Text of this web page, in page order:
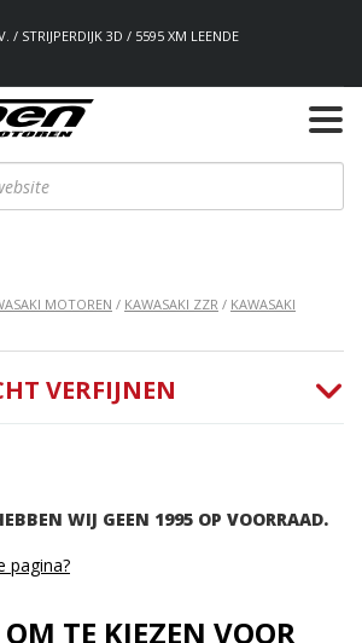
/ STRIJPERDIJK 3D / 5595 XM LEENDE
MOTOREN / KAWASAKI ZZR / KAWASAKI
WIJ GEEN 1995 OP VOORRAAD.
VERFIJNEN
pagina?
TE KIEZEN VOOR